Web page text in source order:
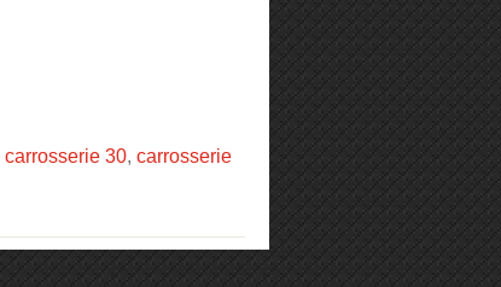
carrosserie 30, carrosserie